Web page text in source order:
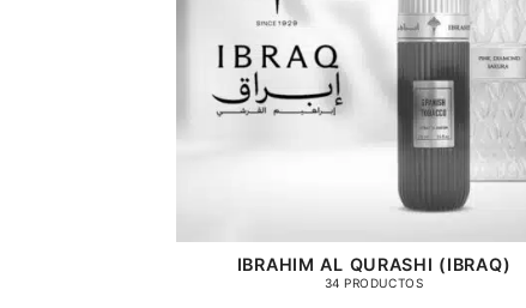
IBRAHIM AL QURASHI (IBRAQ)
34 PRODUCTOS